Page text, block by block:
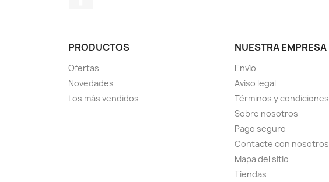
PRODUCTOS
Ofertas
Novedades
Los más vendidos
NUESTRA EMPRESA
Envío
Aviso legal
Términos y condiciones
Sobre nosotros
Pago seguro
Contacte con nosotros
Mapa del sitio
Tiendas